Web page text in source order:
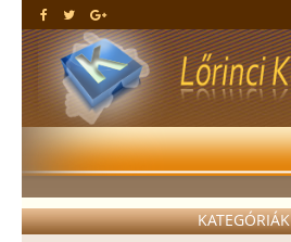
KATEGÓRIÁK